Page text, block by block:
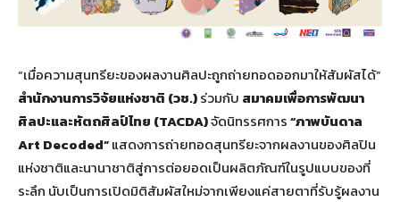
“เมื่อความสุนทรียะของผลงานศิลปะถูกถ่ายทอดออกมาให้สัมผัสได้”
สำนักงานการวิจัยแห่งชาติ (วช.)ร่วมกับ สมาคมเพื่อการพัฒนา
ศิลปะและหัตถศิลป์ไทย (TACDA)จัดนิทรรศการ“ภาพบันดาล
Art Decoded”แสดงการถ่ายทอดสุนทรียะจากผลงานของศิลปิน
แห่งชาติและนานาชาติสู่การต่อยอดเป็นผลิตภัณฑ์ในรูปแบบของที่
ระลึก นับเป็นการเปิดมิติสัมผัสใหม่จากเพียงแค่สายตาที่รับรู้ผลงาน